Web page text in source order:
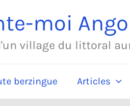
moi
village du littoral
berzingue Articles